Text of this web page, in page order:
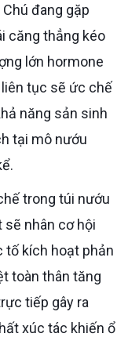
đang gặp
căng thẳng kéo
lớn hormone
tục sẽ ức chế
năng sản sinh
tại mô nướu
sẽ nhân cơ hội
tố kích hoạt phản
toàn thân tăng
tiếp gây ra
xúc tác khiến ổ